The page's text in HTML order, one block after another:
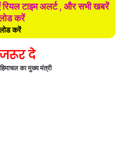
टाइम अलर्ट , और सभी खबरें
करें
करें
दे
का मुख्य मंत्री